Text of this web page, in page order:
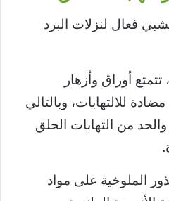
فعال لنزلات البرد
أوراق وأزهار
للالتهابات، وبالتالي
من التهابات الحلق
الملوخية على مواد